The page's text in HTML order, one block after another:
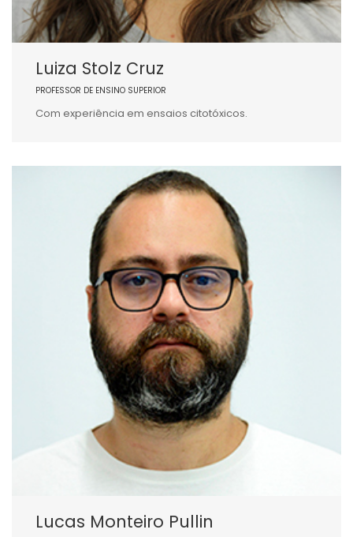
Luiza Stolz Cruz
PROFESSOR DE ENSINO SUPERIOR
Com experiência em ensaios citotóxicos.
Lucas Monteiro Pullin